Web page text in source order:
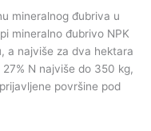
mineralnog đubriva u
mineralno đubrivo NPK
a najviše za dva hektara
N najviše do 350 kg,
površine pod